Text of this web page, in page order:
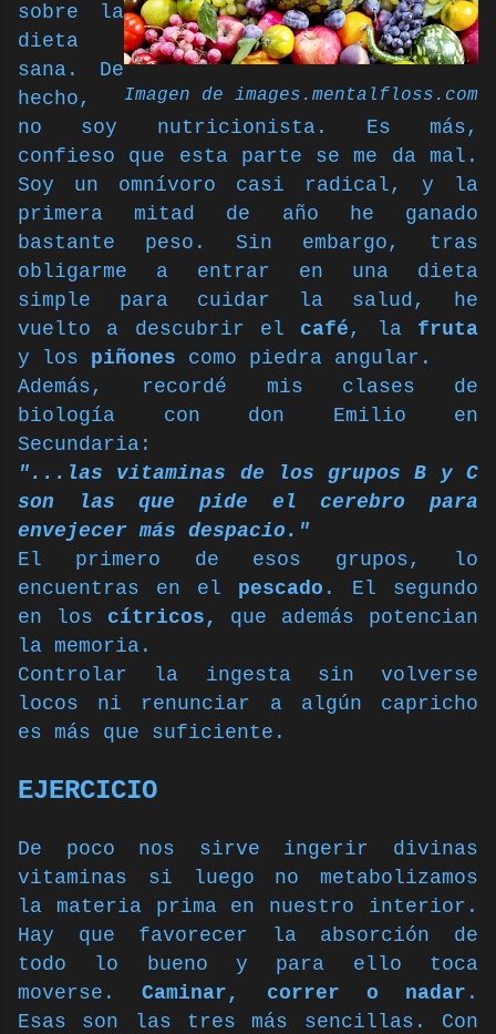
Imagen de images.mentalfloss.com
sobre la
dieta
sana. De
hecho,
no soy nutricionista. Es más,
confieso que esta parte se me da mal.
Soy un omnívoro casi radical, y la
primera mitad de año he ganado
bastante peso. Sin embargo, tras
obligarme a entrar en una dieta
simple para cuidar la salud, he
vuelto a descubrir el café , la fruta
y los piñones como piedra angular.
Además, recordé mis clases de
biología con don Emilio en
Secundaria:
"...las vitaminas de los grupos B y C
son las que pide el cerebro para
envejecer más despacio."
El primero de esos grupos, lo
encuentras en el pescado . El segundo
en los cítricos, que además potencian
la memoria.
Controlar la ingesta sin volverse
locos ni renunciar a algún capricho
es más que suficiente.
EJERCICIO
De poco nos sirve ingerir divinas
vitaminas si luego no metabolizamos
la materia prima en nuestro interior.
Hay que favorecer la absorción de
todo lo bueno y para ello toca
moverse.Caminar, correr o nadar .
Esas son las tres más sencillas. Con